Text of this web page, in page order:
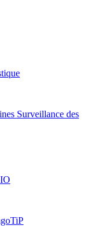
Surveillance des